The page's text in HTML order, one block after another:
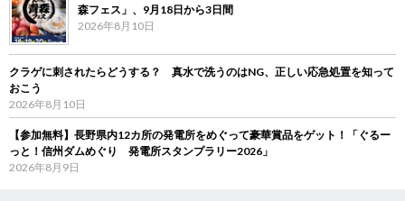
森フェス」、9月18日から3日間
2026年8月10日
クラゲに刺されたらどうする？ 真水で洗うのはNG、正しい応急処置を知って
おこう
2026年8月10日
【参加無料】長野県内12カ所の発電所をめぐって豪華賞品をゲット！「ぐるー
っと！信州ダムめぐり 発電所スタンプラリー2026」
2026年8月9日